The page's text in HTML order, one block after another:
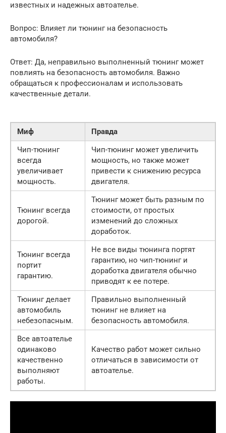
известных и надежных автоателье.
Вопрос: Влияет ли тюнинг на безопасность
автомобиля?
Ответ: Да, неправильно выполненный тюнинг может
повлиять на безопасность автомобиля. Важно
обращаться к профессионалам и использовать
качественные детали.
Миф
Правда
Чип-тюнинг
всегда
увеличивает
мощность.
Чип-тюнинг может увеличить
мощность, но также может
привести к снижению ресурса
двигателя.
Тюнинг всегда
дорогой.
Тюнинг может быть разным по
стоимости, от простых
изменений до сложных
доработок.
Тюнинг всегда
портит
гарантию.
Не все виды тюнинга портят
гарантию, но чип-тюнинг и
доработка двигателя обычно
приводят к ее потере.
Тюнинг делает
автомобиль
небезопасным.
Правильно выполненный
тюнинг не влияет на
безопасность автомобиля.
Все автоателье
одинаково
качественно
выполняют
работы.
Качество работ может сильно
отличаться в зависимости от
автоателье.